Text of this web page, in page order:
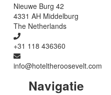
Nieuwe Burg 42
4331 AH Middelburg
The Netherlands
+31 118 436360
Navigatie